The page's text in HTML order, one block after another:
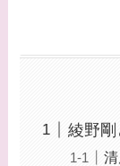
綾野剛